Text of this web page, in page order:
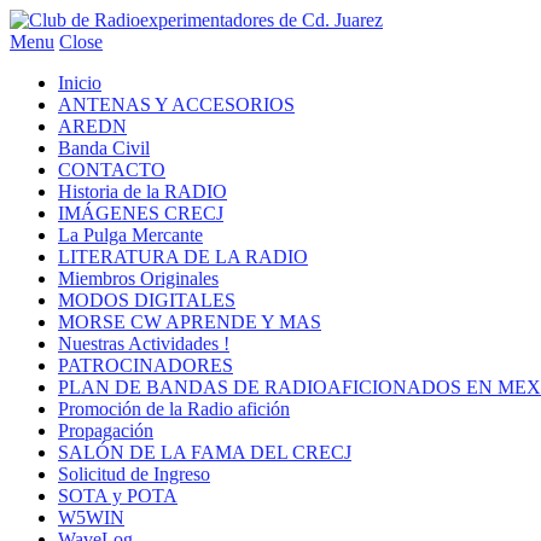
Menu Close
Inicio
ANTENAS Y ACCESORIOS
AREDN
Banda Civil
CONTACTO
Historia de la RADIO
IMÁGENES CRECJ
La Pulga Mercante
LITERATURA DE LA RADIO
Miembros Originales
MODOS DIGITALES
MORSE CW APRENDE Y MAS
Nuestras Actividades !
PATROCINADORES
PLAN DE BANDAS DE RADIOAFICIONADOS EN
Promoción de la Radio afición
Propagación
SALÓN DE LA FAMA DEL CRECJ
Solicitud de Ingreso
SOTA y POTA
W5WIN